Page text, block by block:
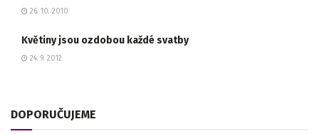
26. 10. 2010
Květiny jsou ozdobou každé svatby
24. 9. 2012
DOPORUČUJEME